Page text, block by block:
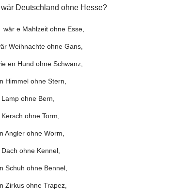
wär Deutschland ohne Hesse?
wär e Mahlzeit ohne Esse,
Weihnachte ohne Gans,
en Hund ohne Schwanz,
Himmel ohne Stern,
ohne Bern,
ohne Torm,
Angler ohne Worm,
Dach ohne Kennel,
Schuh ohne Bennel,
Zirkus ohne Trapez,